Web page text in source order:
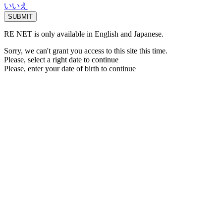
いいえ
RE NET is only available in English and Japanese.
Sorry, we can't grant you access to this site this time.
Please, select a right date to continue
Please, enter your date of birth to continue